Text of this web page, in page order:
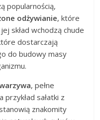
popularnością,
odżywianie, które
skład wchodzą chude
dostarczają
do budowy masy
, pełne
przykład sałatki z
znakomity